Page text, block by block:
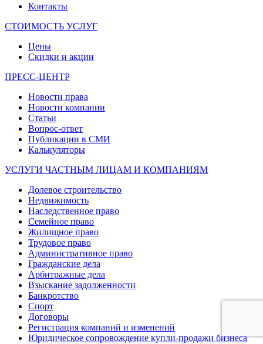
Контакты
СТОИМОСТЬ УСЛУГ
Цены
Скидки и акции
ПРЕСС-ЦЕНТР
Новости права
Новости компании
Статьи
Вопрос-ответ
Публикации в СМИ
Калькуляторы
УСЛУГИ ЧАСТНЫМ ЛИЦАМ И КОМПАНИЯМ
Долевое строительство
Недвижимость
Наследственное право
Семейное право
Жилищное право
Трудовое право
Административное право
Гражданские дела
Арбитражные дела
Взыскание задолженности
Банкротство
Спорт
Договоры
Регистрация компаний и изменений
Юридическое сопровождение купли-продажи бизнеса